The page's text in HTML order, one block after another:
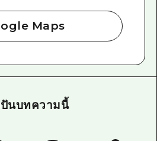
Maps
นบทความนี้